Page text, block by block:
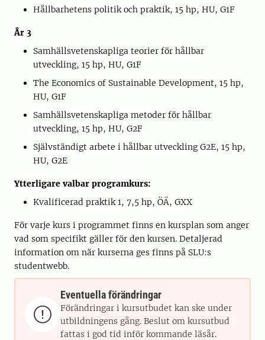
Hållbarhetens politik och praktik, 15 hp, HU, G1F
År 3
Samhällsvetenskapliga teorier för hållbar
utveckling, 15 hp, HU, G1F
The Economics of Sustainable Development, 15 hp,
HU, G1F
Samhällsvetenskapliga metoder för hållbar
utveckling, 15 hp, HU, G2F
Självständigt arbete i hållbar utveckling G2E, 15 hp,
HU, G2E
Ytterligare valbar programkurs:
Kvalificerad praktik 1, 7,5 hp, ÖÄ, GXX
För varje kurs i programmet finns en kursplan som anger
vad som specifikt gäller för den kursen. Detaljerad
information om när kurserna ges finns på SLU:s
studentwebb.

Eventuella förändringar
Förändringar i kursutbudet kan ske under
utbildningens gång. Beslut om kursutbud
fattas i god tid inför kommande läsår.